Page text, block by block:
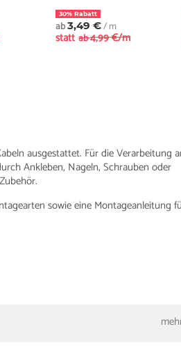
30% Rabatt
ab3,49 €/ m
statt ab4,99 €/m
ausgestattet. Für die Verarbeitung
Ankleben, Nageln, Schrauben oder
sowie eine Montageanleitung